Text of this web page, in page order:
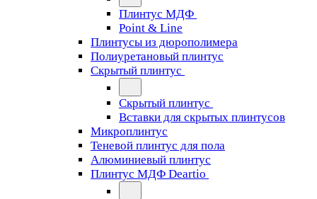
Плинтус МДФ
Point & Line
Плинтусы из дюрополимера
Полиуретановый плинтус
Скрытый плинтус
Скрытый плинтус
Вставки для скрытых плинтусов
Микроплинтус
Теневой плинтус для пола
Алюминиевый плинтус
Плинтус МДФ Deartio